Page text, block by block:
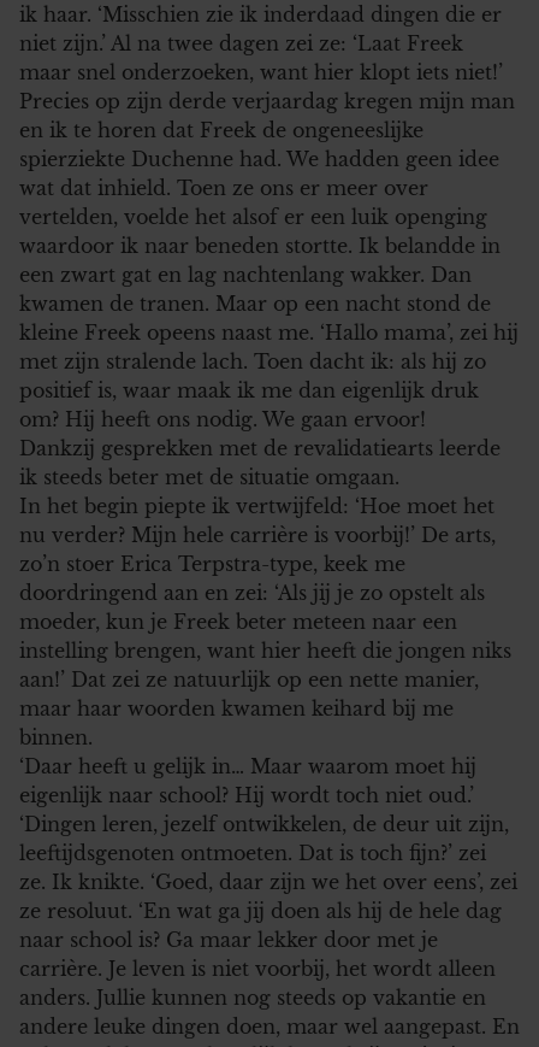
ik haar. ‘Misschien zie ik inderdaad dingen die er
niet zijn.’ Al na twee dagen zei ze: ‘Laat Freek
maar snel onderzoeken, want hier klopt iets niet!’
Precies op zijn derde verjaardag kregen mijn man
en ik te horen dat Freek de ongeneeslijke
spierziekte Duchenne had. We hadden geen idee
wat dat inhield. Toen ze ons er meer over
vertelden, voelde het alsof er een luik openging
waardoor ik naar beneden stortte. Ik belandde in
een zwart gat en lag nachtenlang wakker. Dan
kwamen de tranen. Maar op een nacht stond de
kleine Freek opeens naast me. ‘Hallo mama’, zei hij
met zijn stralende lach. Toen dacht ik: als hij zo
positief is, waar maak ik me dan eigenlijk druk
om? Hij heeft ons nodig. We gaan ervoor!
Dankzij gesprekken met de revalidatiearts leerde
ik steeds beter met de situatie omgaan.
In het begin piepte ik vertwijfeld: ‘Hoe moet het
nu verder? Mijn hele carrière is voorbij!’ De arts,
zo’n stoer Erica Terpstra-type, keek me
doordringend aan en zei: ‘Als jij je zo opstelt als
moeder, kun je Freek beter meteen naar een
instelling brengen, want hier heeft die jongen niks
aan!’ Dat zei ze natuurlijk op een nette manier,
maar haar woorden kwamen keihard bij me
binnen.
‘Daar heeft u gelijk in… Maar waarom moet hij
eigenlijk naar school? Hij wordt toch niet oud.’
‘Dingen leren, jezelf ontwikkelen, de deur uit zijn,
leeftijdsgenoten ontmoeten. Dat is toch fijn?’ zei
ze. Ik knikte. ‘Goed, daar zijn we het over eens’, zei
ze resoluut. ‘En wat ga jij doen als hij de hele dag
naar school is? Ga maar lekker door met je
carrière. Je leven is niet voorbij, het wordt alleen
anders. Jullie kunnen nog steeds op vakantie en
andere leuke dingen doen, maar wel aangepast. En